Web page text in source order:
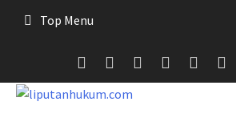
Top Menu